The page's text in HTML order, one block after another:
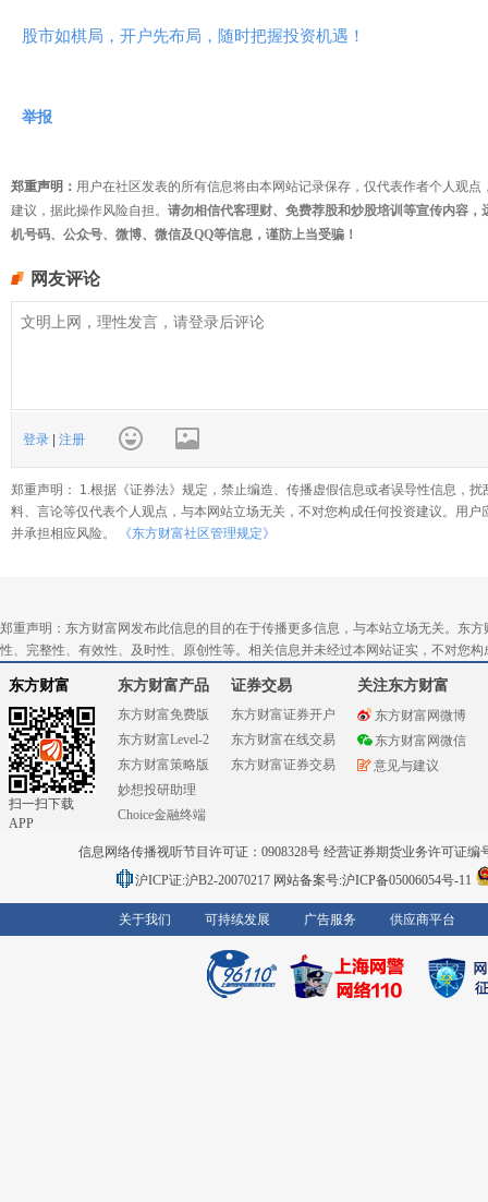
股市如棋局，开户先布局，随时把握投资机遇！
举报
郑重声明： 用户在社区发表的所有信息将由本网站记录保存，仅代表作者个人观
建议，据此操作风险自担。 请勿相信代客理财、免费荐股和炒股培训等宣传内容
机号码、公众号、微博、微信及QQ等信息，谨防上当受骗！
网友评论
登录 注册
郑重声明： 1.根据《证券法》规定，禁止编造、传播虚假信息或者误导性信息，
料、言论等仅代表个人观点，与本网站立场无关，不对您构成任何投资建议。用
并承担相应风险。
《东方财富社区管理规定》
郑重声明：东方财富网发布此信息的目的在于传播更多信息，与本站立场无关。东
性、完整性、有效性、及时性、原创性等。相关信息并未经过本网站证实，不对您
东方财富
扫一扫下载
APP
东方财富产品
东方财富免费版
东方财富Level-2
东方财富策略版
妙想投研助理
Choice金融终端
证券交易
东方财富证券开户
东方财富在线交易
东方财富证券交易
关注东方财富
东方财富网微博
东方财富网微信
意见与建议
信息网络传播视听节目许可证：0908328号 经营证券期货业务许可证编
沪ICP证:沪B2-20070217 网站备案号:沪ICP备05006054号-11
关于我们 可持续发展 广告服务 供应商平台